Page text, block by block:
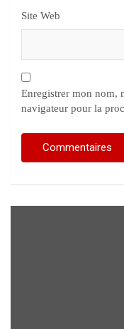
Site Web
Enregistrer mon nom,
navigateur pour la